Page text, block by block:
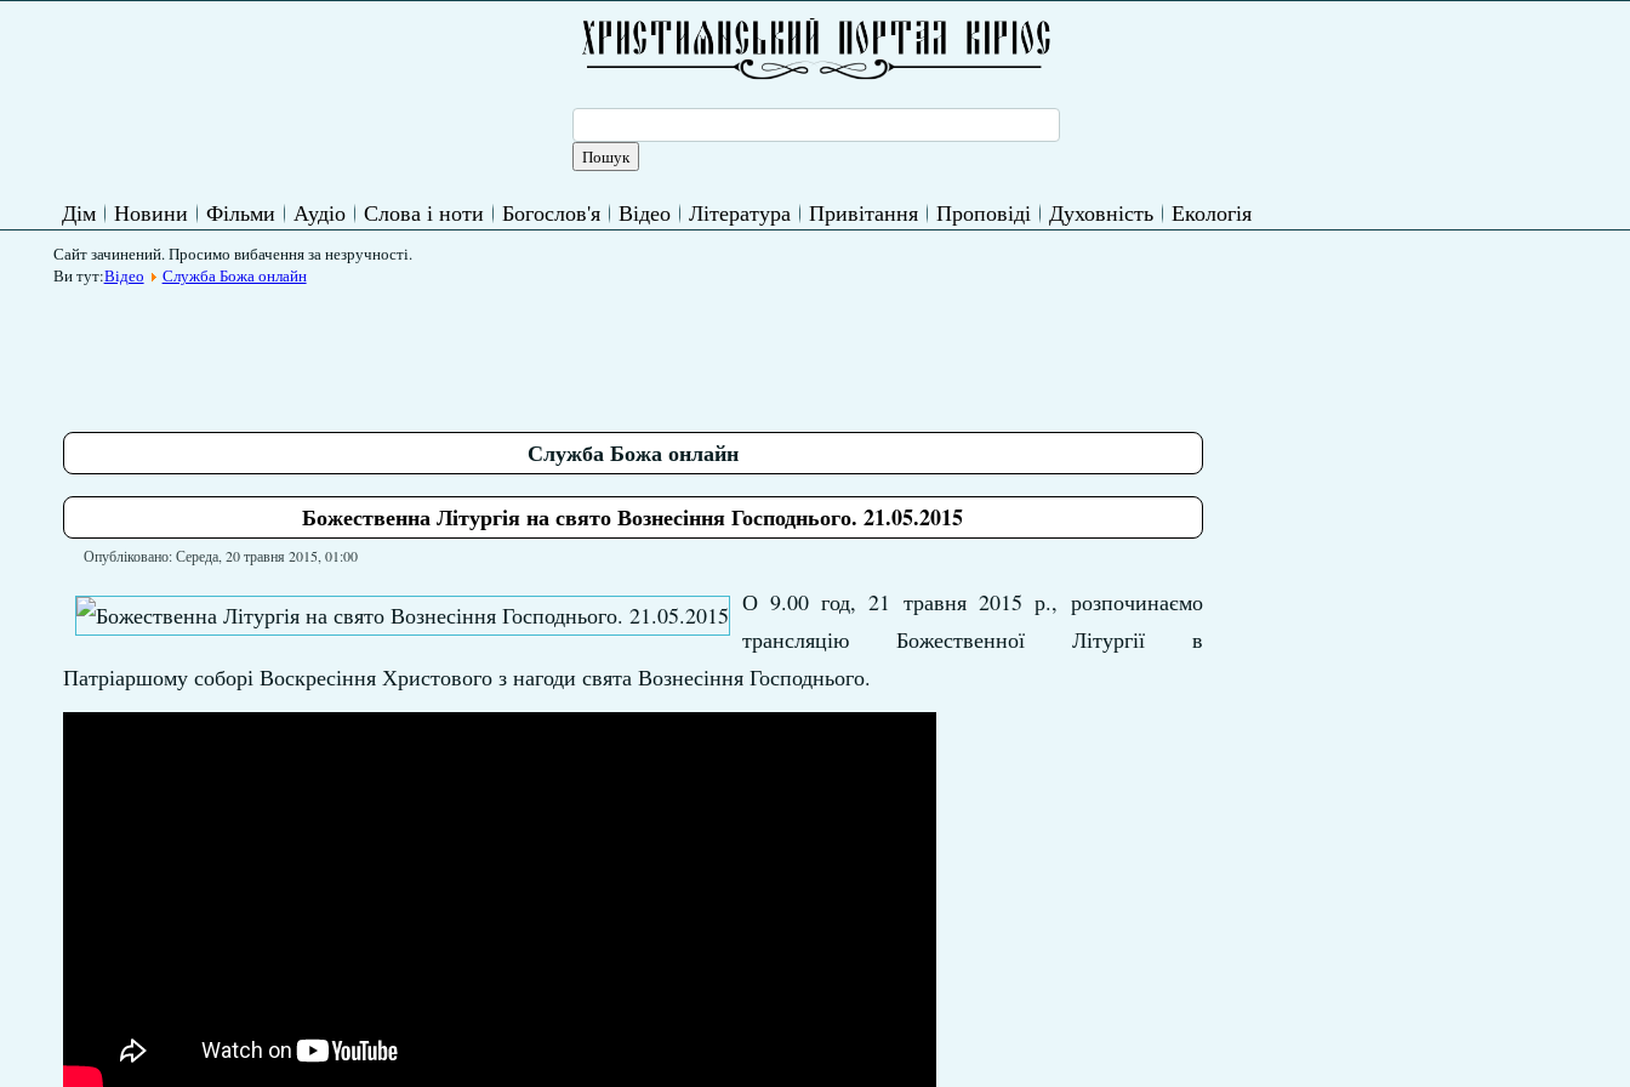
Дім Новини Фільми Аудіо Слова і ноти Богослов'я Відео Література Привітання Проповіді Духовність Екологія
Сайт зачинений. Просимо вибачення за незручності.
Ви тут:Відео Служба Божа онлайн
Служба Божа онлайн
Божественна Літургія на свято Вознесіння Господнього. 21.05.2015
Опубліковано: Середа, 20 травня 2015, 01:00
О 9.00 год, 21 травня 2015 р., розпочинаємо
трансляцію Божественної Літургії в
Патріаршому соборі Воскресіння Христового з нагоди свята Вознесіння Господнього.